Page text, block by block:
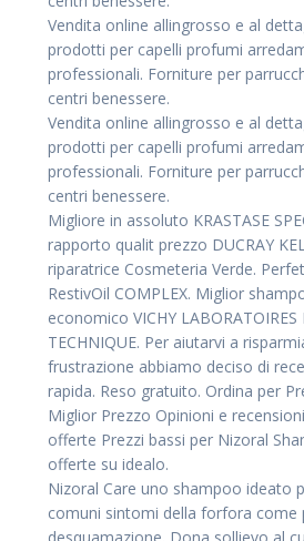
Vendita online allingrosso e al
prodotti per capelli profumi
professionali. Forniture per
centri benessere.
Vendita online allingrosso e al
prodotti per capelli profumi
professionali. Forniture per
centri benessere.
Migliore in assoluto KRASTASE
rapporto qualit prezzo DUCRAY
riparatrice Cosmeteria Verde.
RestivOil COMPLEX. Miglior
economico VICHY LABORATOIRES
TECHNIQUE. Per aiutarvi a
frustrazione abbiamo deciso di
rapida. Reso gratuito. Ordina per
Miglior Prezzo Opinioni e
offerte Prezzi bassi per Nizoral
offerte su idealo.
Nizoral Care uno shampoo ideato
comuni sintomi della forfora come
desquamazione. Dona sollievo al